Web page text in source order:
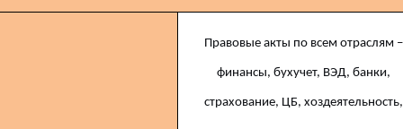
Правовые акты по всем отраслям –
финансы, бухучет, ВЭД, банки,
страхование, ЦБ, хоздеятельность,